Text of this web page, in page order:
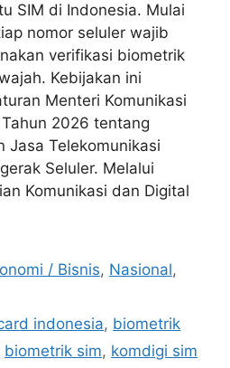
SIM di Indonesia. Mulai
nomor seluler wajib
verifikasi biometrik
Kebijakan ini
Menteri Komunikasi
2026 tentang
Jasa Telekomunikasi
Seluler. Melalui
Komunikasi dan Digital
/ Bisnis, Nasional,
indonesia, biometrik
biometrik sim, komdigi sim